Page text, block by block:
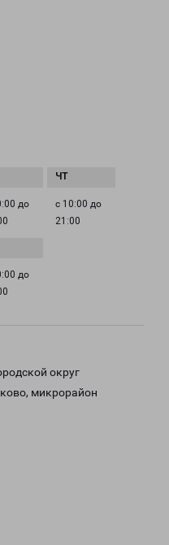
до
с 10:00 до
21:00
до
округ
микрорайон